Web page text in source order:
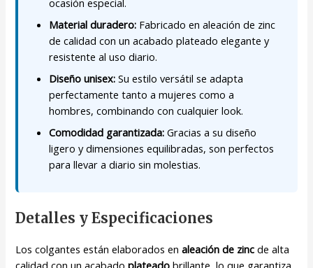
Material duradero: Fabricado en aleación de zinc
de calidad con un acabado plateado elegante y
resistente al uso diario.
Diseño unisex: Su estilo versátil se adapta
perfectamente tanto a mujeres como a
hombres, combinando con cualquier look.
Comodidad garantizada: Gracias a su diseño
ligero y dimensiones equilibradas, son perfectos
para llevar a diario sin molestias.
Detalles y Especificaciones
Los colgantes están elaborados enaleación de zinc de alta
calidad con un acabadoplateado brillante, lo que garantiza